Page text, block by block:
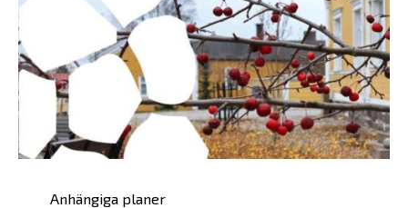
Päävalikko
Anhängiga planer